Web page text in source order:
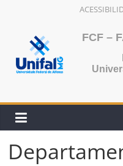
FCF –